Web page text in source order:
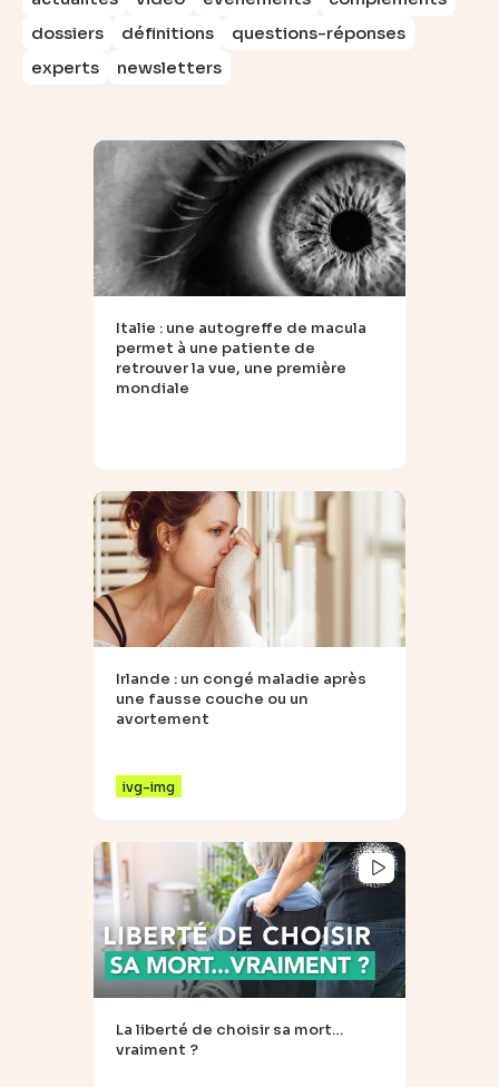
dossiers
définitions
questions-réponses
experts
newsletters
Italie : une autogreffe de macula
permet à une patiente de
retrouver la vue, une première
mondiale
Irlande : un congé maladie après
une fausse couche ou un
avortement
ivg-img
La liberté de choisir sa mort…
vraiment ?